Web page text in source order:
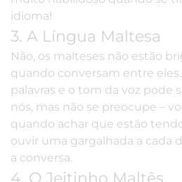
idioma!
3. A Língua Maltesa
Não, os malteses não estão
quando conversam entre
palavras e o tom da voz pode
nós, mas não se preocupe –
quando achar que estão
ouvir uma gargalhada a cada
a conversa.
4. O Jeitinho Maltês